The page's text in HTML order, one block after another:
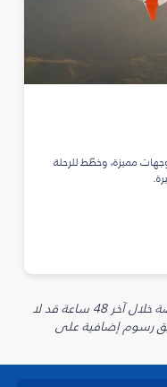
مميزة، وخطّط للرحلة
* تم الحصول على جميع الأسعار المعروضة خلال آخر 48 ساعة قد لا
رسوم إضافية على